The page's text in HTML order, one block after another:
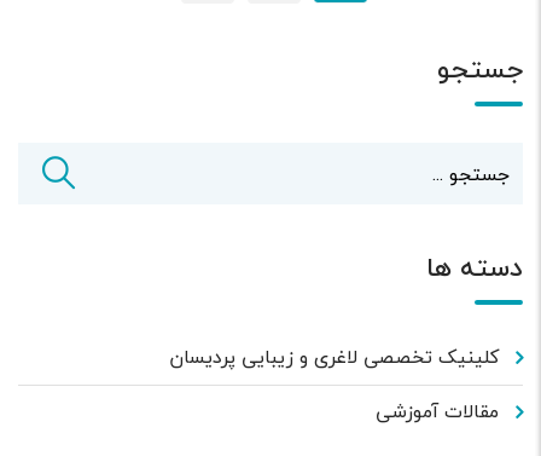
جستجو
دسته ها
کلینیک تخصصی لاغری و زیبایی پردیسان
مقالات آموزشی